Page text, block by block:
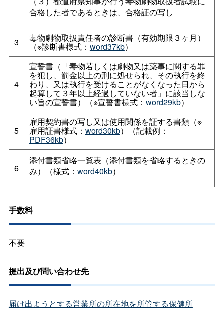
合格した者であるときは、合格証の写し
3 毒物劇物取扱責任者の診断書（有効期限３ヶ月）
（※診断書様式： word37kb）
4
宣誓書（「毒物若しくは劇物又は薬事に関する罪
を犯し、罰金以上の刑に処せられ、その執行を終
わり、又は執行を受けることがなくなった日から
起算して３年以上経過していない者」に該当しな
い旨の宣誓書）（※宣誓書様式： word29kb）
5
雇用契約書の写し又は使用関係を証する書類（※
雇用証書様式： word30kb）（記載例：
PDF36kb）
6
添付書類省略一覧表（添付書類を省略するときの
み）（様式： word40kb）
手数料
不要
提出及び問い合わせ先
届け出ようとする営業所の所在地を所管する保健所